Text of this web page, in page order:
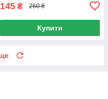
145 ₴ 260 ₴
Купити